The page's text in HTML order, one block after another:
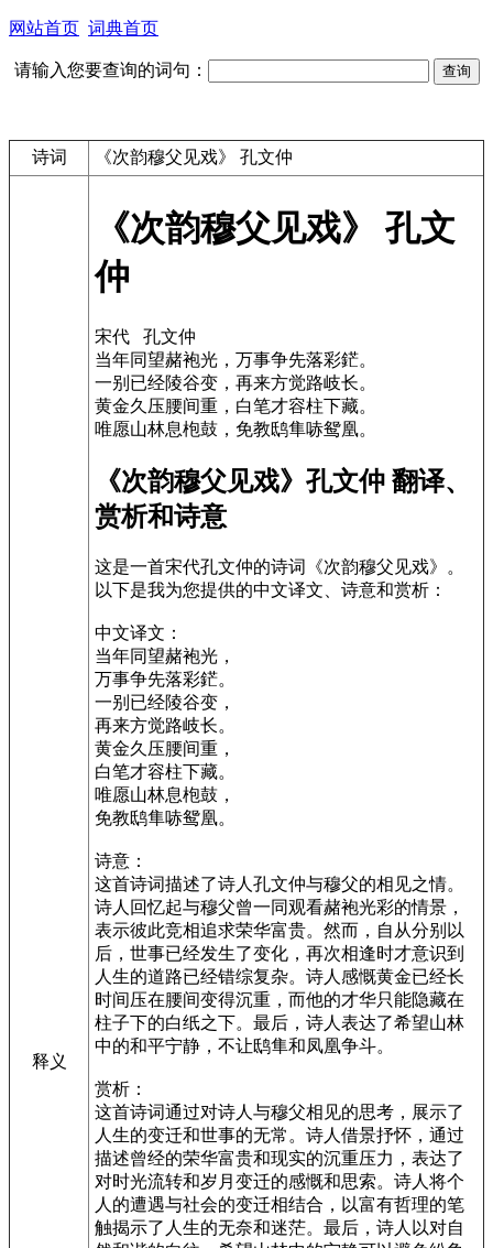
网站首页 词典首页
请输入您要查询的词句：
诗词 《次韵穆父见戏》 孔文仲
释义
《次韵穆父见戏》 孔文
仲
宋代 孔文仲
当年同望赭袍光，万事争先落彩鋩。
一别已经陵谷变，再来方觉路岐长。
黄金久压腰间重，白笔才容柱下藏。
唯愿山林息枹鼓，免教鸱隼哧鸳凰。
《次韵穆父见戏》孔文仲 翻译、
赏析和诗意
这是一首宋代孔文仲的诗词《次韵穆父见戏》。
以下是我为您提供的中文译文、诗意和赏析：
中文译文：
当年同望赭袍光，
万事争先落彩鋩。
一别已经陵谷变，
再来方觉路岐长。
黄金久压腰间重，
白笔才容柱下藏。
唯愿山林息枹鼓，
免教鸱隼哧鸳凰。
诗意：
这首诗词描述了诗人孔文仲与穆父的相见之情。
诗人回忆起与穆父曾一同观看赭袍光彩的情景，
表示彼此竞相追求荣华富贵。然而，自从分别以
后，世事已经发生了变化，再次相逢时才意识到
人生的道路已经错综复杂。诗人感慨黄金已经长
时间压在腰间变得沉重，而他的才华只能隐藏在
柱子下的白纸之下。最后，诗人表达了希望山林
中的和平宁静，不让鸱隼和凤凰争斗。
赏析：
这首诗词通过对诗人与穆父相见的思考，展示了
人生的变迁和世事的无常。诗人借景抒怀，通过
描述曾经的荣华富贵和现实的沉重压力，表达了
对时光流转和岁月变迁的感慨和思索。诗人将个
人的遭遇与社会的变迁相结合，以富有哲理的笔
触揭示了人生的无奈和迷茫。最后，诗人以对自